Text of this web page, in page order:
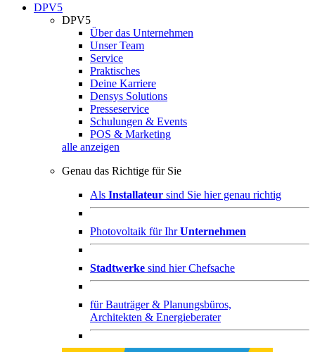
DPV5
DPV5
Über das Unternehmen
Unser Team
Service
Praktisches
Deine Karriere
Densys Solutions
Presseservice
Schulungen & Events
POS & Marketing
alle anzeigen
Genau das Richtige für Sie
Als Installateur sind Sie hier genau richtig
Photovoltaik für IhrUnternehmen
Stadtwerke sind hier Chefsache
fürBauträger & Planungsbüros,
Architekten & Energieberater